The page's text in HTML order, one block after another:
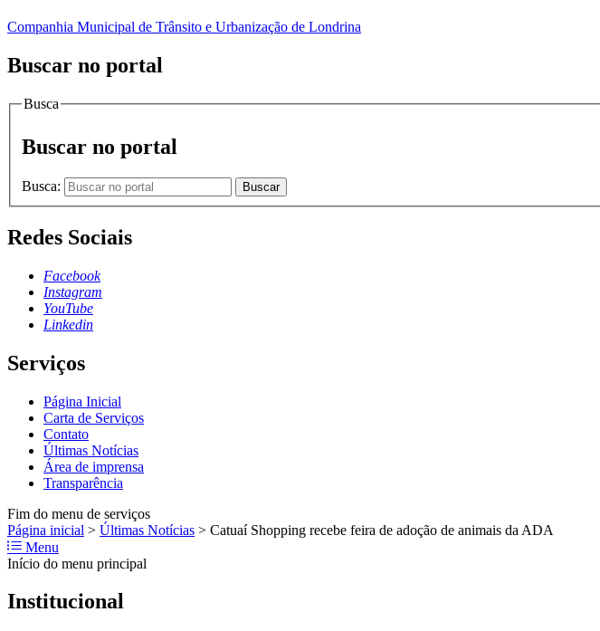
Companhia Municipal de Trânsito e Urbanização de Londrina
Buscar no portal
Busca
Buscar no portal
Busca: Buscar
Redes Sociais
Facebook
Instagram
YouTube
Linkedin
Serviços
Página Inicial
Carta de Serviços
Contato
Últimas Notícias
Área de imprensa
Transparência
Fim do menu de serviços
Página inicial > Últimas Notícias > Catuaí Shopping recebe feira de adoção de animais da ADA
Menu
Início do menu principal
Institucional